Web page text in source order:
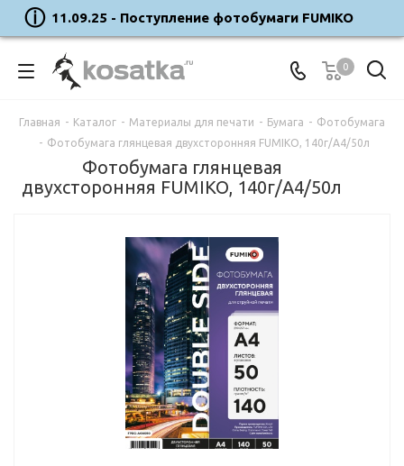
11.09.25 - Поступление фотобумаги FUMIKO
0
Главная - Каталог - Материалы для печати - Бумага - Фотобумага
- Фотобумага глянцевая двухсторонняя FUMIKO, 140г/А4/50л
Фотобумага глянцевая
двухсторонняя FUMIKO, 140г/А4/50л